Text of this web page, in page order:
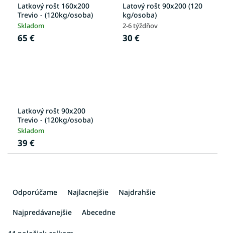
Latkový rošt 160x200
Trevio - (120kg/osoba)
Skladom
65 €
Latový rošt 90x200 (120
kg/osoba)
2-6 týždňov
30 €
Latkový rošt 90x200
Trevio - (120kg/osoba)
Skladom
39 €
aOdporúčame Najlacnejšie Najdrahšie
Najpredávanejšie Abecedne